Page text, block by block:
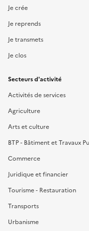
Je crée
Je reprends
Je transmets
Je clos
Secteurs d'activité
Activités de services
Agriculture
Arts et culture
BTP - Bâtiment et Travaux
Commerce
Juridique et financier
Tourisme - Restauration
Transports
Urbanisme